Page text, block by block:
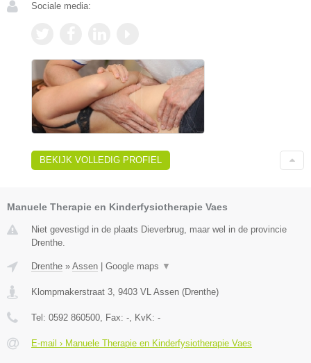
Sociale media:
BEKIJK VOLLEDIG PROFIEL
Manuele Therapie en Kinderfysiotherapie Vaes
Niet gevestigd in de plaats Dieverbrug, maar wel in de provincie
Drenthe.
Drenthe » Assen Google maps ▼
Klompmakerstraat 3, 9403 VL Assen (Drenthe)
Tel: 0592 860500, Fax: -, KvK: -
E-mail › Manuele Therapie en Kinderfysiotherapie Vaes